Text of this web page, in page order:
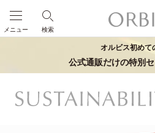
検索
メニュー
オルビス初めて
公式通販だけの特別